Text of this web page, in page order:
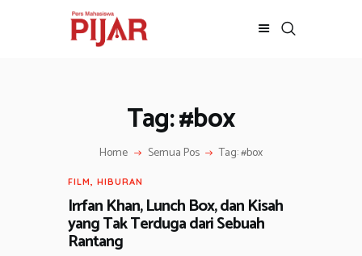
Tag: #box
Home Semua Pos Tag: #box
ADVERTORIAL
SOSOK
GALERI
HIBURAN
JALAN-JALAN
FILM, HIBURAN
Irrfan Khan, Lunch Box, dan Kisah
yang Tak Terduga dari Sebuah
Rantang